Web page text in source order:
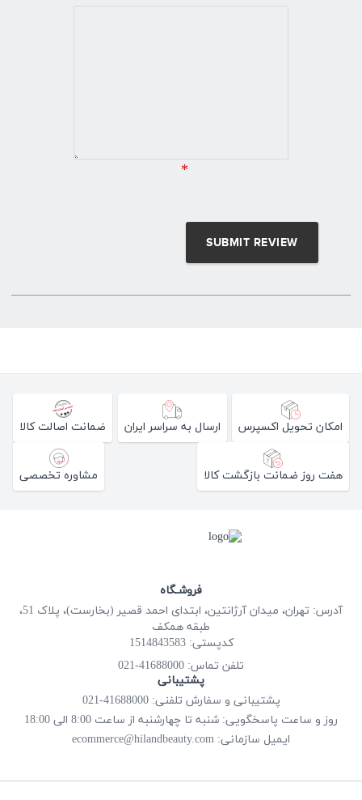
*
امکان تحویل اکسپرس ارسال به سراسر ایران ضمانت اصالت کالا
هفت روز ضمانت بازگشت کالا مشاوره تخصصی
فروشـگاه
آدرس: تهران، میدان آرژانتین، ابتدای احمد قصیر (بخارست)، پلاک 51،
طبقه همکف
کدپستی: 1514843583
تلفن تماس: 41688000-021
پشتیبانی
پشتیبانی و سفارش تلفنی: 41688000-021
روز و ساعت پاسخگویی: شنبه تا چهارشنبه از ساعت 8:00 الی 18:00
ایمیل سازمانی: ecommerce@hilandbeauty.com